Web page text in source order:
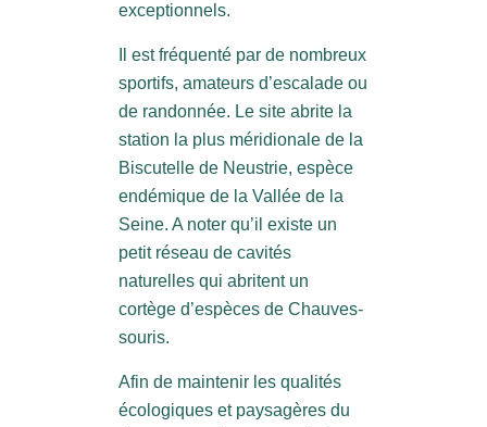
exceptionnels.
Il est fréquenté par de nombreux
sportifs, amateurs d’escalade ou
de randonnée. Le site abrite la
station la plus méridionale de la
Biscutelle de Neustrie, espèce
endémique de la Vallée de la
Seine. A noter qu’il existe un
petit réseau de cavités
naturelles qui abritent un
cortège d’espèces de Chauves-
souris.
Afin de maintenir les qualités
écologiques et paysagères du